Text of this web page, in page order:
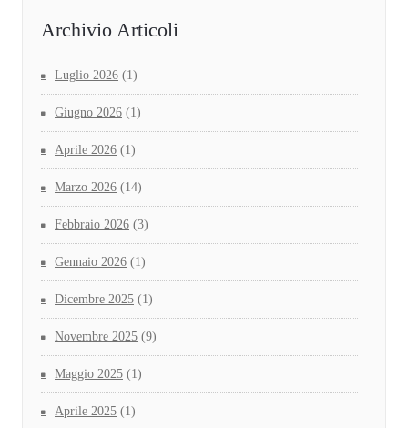
Archivio Articoli
Luglio 2026 (1)
Giugno 2026 (1)
Aprile 2026 (1)
Marzo 2026 (14)
Febbraio 2026 (3)
Gennaio 2026 (1)
Dicembre 2025 (1)
Novembre 2025 (9)
Maggio 2025 (1)
Aprile 2025 (1)